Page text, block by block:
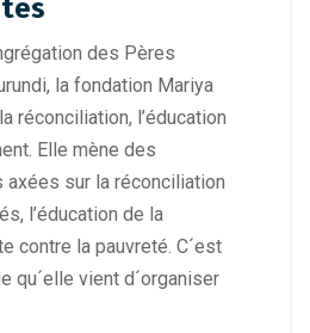
des Pères
la fondation Mariya
réconciliation, l’éducation
Elle mène des
sur la réconciliation
l’éducation de la
contre la pauvreté. C´est
qu´elle vient d´organiser